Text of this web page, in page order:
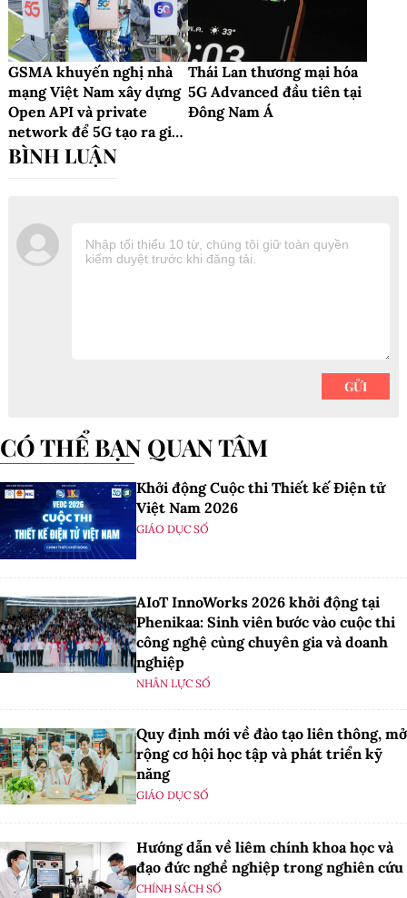
GSMA khuyến nghị nhà
mạng Việt Nam xây dựng
Open API và private
network để 5G tạo ra giá
trị kinh tế thực chất đến
Thái Lan thương mại hóa
5G Advanced đầu tiên tại
Đông Nam Á
CÓ THỂ BẠN QUAN TÂM
Khởi động Cuộc thi Thiết kế Điện tử
Việt Nam 2026
GIÁO DỤC SỐ
AIoT InnoWorks 2026 khởi động tại
Phenikaa: Sinh viên bước vào cuộc thi
công nghệ cùng chuyên gia và doanh
nghiệp
NHÂN LỰC SỐ
Quy định mới về đào tạo liên thông, mở
rộng cơ hội học tập và phát triển kỹ
năng
GIÁO DỤC SỐ
Hướng dẫn về liêm chính khoa học và
đạo đức nghề nghiệp trong nghiên cứu
CHÍNH SÁCH SỐ